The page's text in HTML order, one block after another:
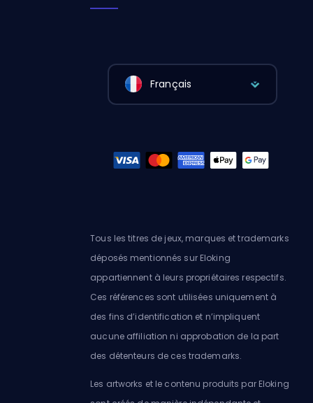
Français
Tous les titres de jeux, marques et trademarks
déposés mentionnés sur Eloking
appartiennent à leurs propriétaires respectifs.
Ces références sont utilisées uniquement à
des fins d’identification et n’impliquent
aucune affiliation ni approbation de la part
des détenteurs de ces trademarks.
Les artworks et le contenu produits par Eloking